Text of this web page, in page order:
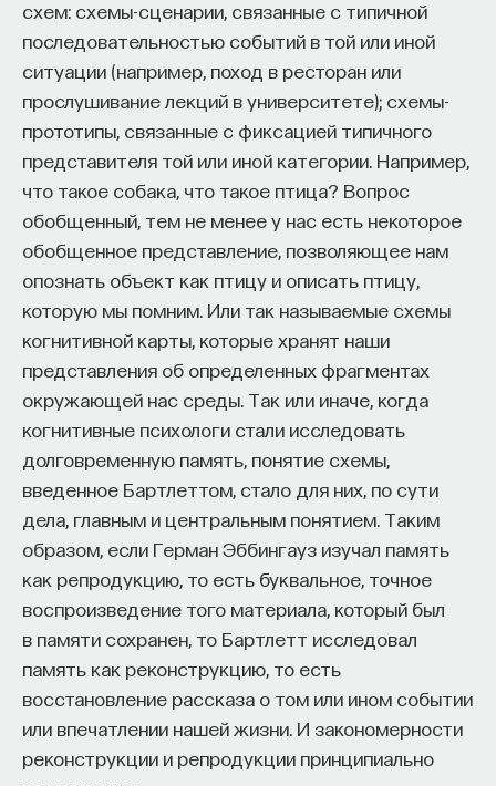
схем: схемы-сценарии, связанные с типичной
последовательностью событий в той или иной
ситуации (например, поход в ресторан или
прослушивание лекций в университете); схемы-
прототипы, связанные с фиксацией типичного
представителя той или иной категории. Например,
что такое собака, что такое птица? Вопрос
обобщенный, тем не менее у нас есть некоторое
обобщенное представление, позволяющее нам
опознать объект как птицу и описать птицу,
которую мы помним. Или так называемые схемы
когнитивной карты, которые хранят наши
представления об определенных фрагментах
окружающей нас среды. Так или иначе, когда
когнитивные психологи стали исследовать
долговременную память, понятие схемы,
введенное Бартлеттом, стало для них, по сути
дела, главным и центральным понятием. Таким
образом, если Герман Эббингауз изучал память
как репродукцию, то есть буквальное, точное
воспроизведение того материала, который был
в памяти сохранен, то Бартлетт исследовал
память как реконструкцию, то есть
восстановление рассказа о том или ином событии
или впечатлении нашей жизни. И закономерности
реконструкции и репродукции принципиально